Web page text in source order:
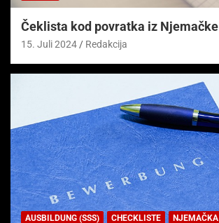
Čeklista kod povratka iz Njemačke
15. Juli 2024 Redakcija
AUSBILDUNG (SSS) CHECKLISTE NJEMAČKA